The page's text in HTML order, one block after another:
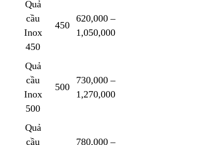
Quả
cầu
Inox
450
450
620,000 –
1,050,000
Quả
cầu
Inox
500
500
730,000 –
1,270,000
Quả
cầu
780,000 –